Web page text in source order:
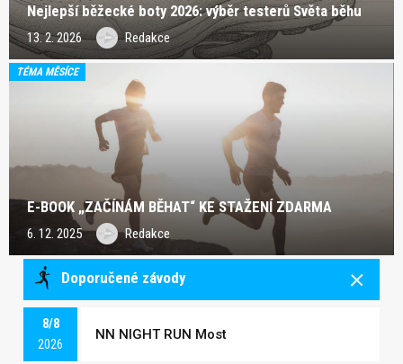
Nejlepší běžecké boty 2026: výběr testerů Světa běhu
13. 2. 2026 Redakce
TÉMA MĚSÍCE
E-BOOK „ZAČÍNÁM BĚHAT“ KE STAŽENÍ ZDARMA
6. 12. 2025 Redakce
Doporučené závody
8/8
2026
NN NIGHT RUN Most